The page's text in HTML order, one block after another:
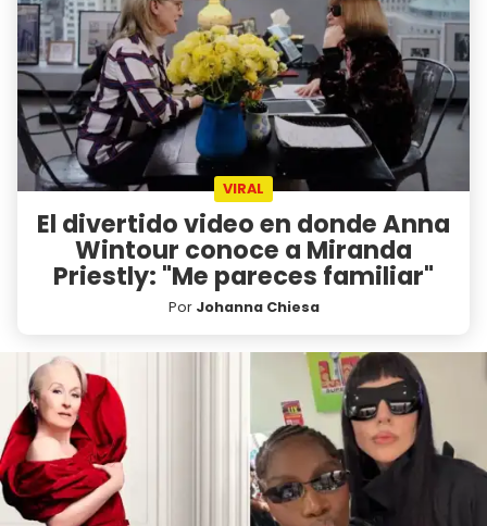
VIRAL
El divertido video en donde Anna
Wintour conoce a Miranda
Priestly: "Me pareces familiar"
Por Johanna Chiesa